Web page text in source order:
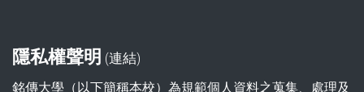
隱私權聲明 (連結)
銘傳大學（以下簡稱本校）為規範個人資料之蒐集、處理及